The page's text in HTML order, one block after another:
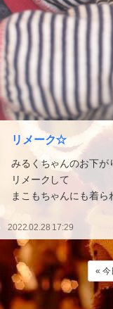
リメーク☆
みるくちゃんのお下が
リメークして
まこもちゃんにも着ら
2022.02.28 17:29
«